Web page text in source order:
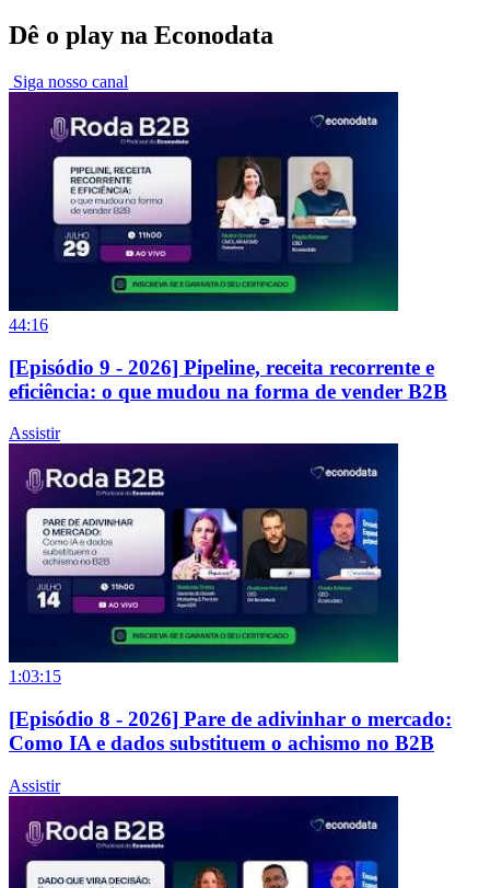
Dê o play na Econodata
Siga nosso canal
44:16
[Episódio 9 - 2026] Pipeline, receita recorrente e
eficiência: o que mudou na forma de vender B2B
Assistir
1:03:15
[Episódio 8 - 2026] Pare de adivinhar o mercado:
Como IA e dados substituem o achismo no B2B
Assistir